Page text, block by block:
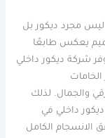
ليس مجرد ديكور بل
يعكس طابعًا
شركة ديكور داخلي
والجمال. لذلك
داخلي في
الانسجام الكامل